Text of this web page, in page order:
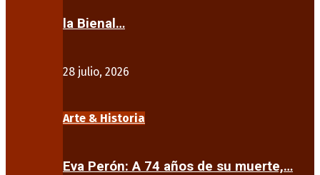
la Bienal…
28 julio, 2026
Arte & Historia
Eva Perón: A 74 años de su muerte,…